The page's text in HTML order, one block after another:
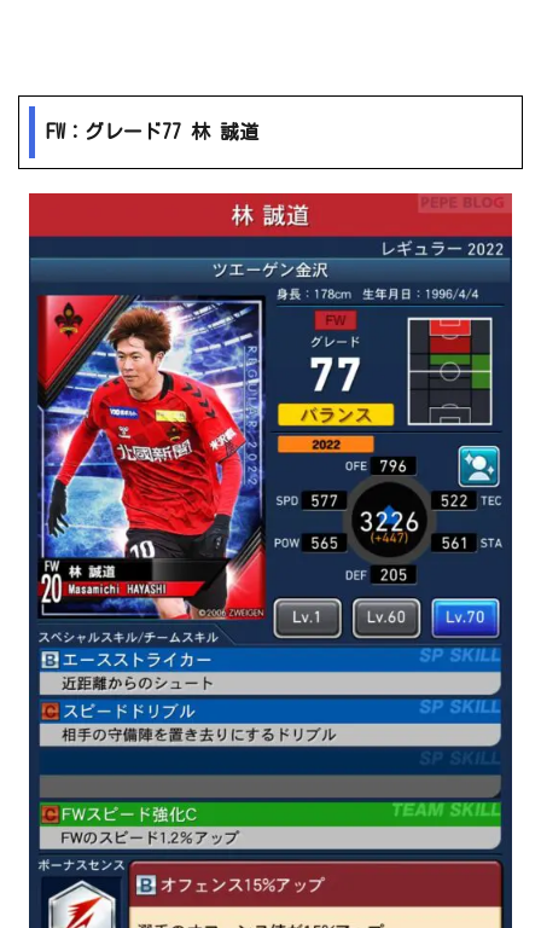
FW：グレード77 林 誠道